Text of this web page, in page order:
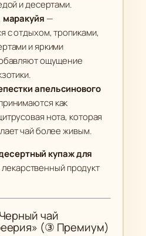
и десертами.
маракуйя —
с отдыхом, тропиками,
и яркими
ощущение
апельсинового
как
нота, которая
чай более живым.
купаж для
лекарственный продукт
чай
(③ Премиум)